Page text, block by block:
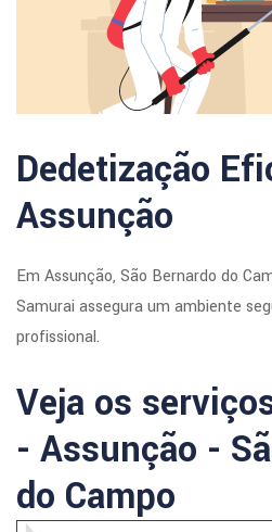
Dedetização
Assunção
Em Assunção, São Bernardo do
Samurai assegura um ambiente
profissional.
Veja os
- Assunção -
do Campo